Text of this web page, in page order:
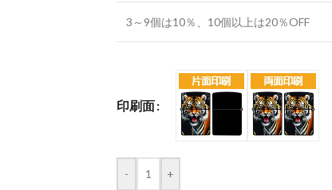
3～9個は10％、10個以上は20％OFF
印刷面
- +